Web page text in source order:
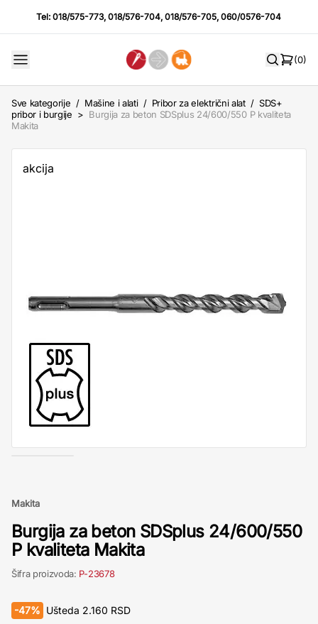
Tel:018/575-773,018/576-704,018/576-705,060/0576-704
(0)
Sve kategorije / Mašine i alati / Pribor za električni alat / SDS+
pribor i burgije > Burgija za beton SDSplus 24/600/550 P kvaliteta
Makita
akcija
Makita
Burgija za beton SDSplus 24/600/550
P kvaliteta Makita
Šifra proizvoda: P-23678
-47% Ušteda 2.160 RSD